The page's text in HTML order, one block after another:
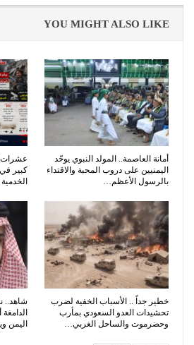
YOU MIGHT ALSO LIKE
أمانة العاصمة.. المولد النبوي يوحّد
اليمنيين على دروب المحبة والاقتداء
بالرسول الأعظم…
عشرات
كبير
خطير جداً .. الأسباب الخفية لضرب
تحشيدات العدو السعودي بمأرب
وحضرموت والساحل الغربي…
شاهد..
اليمن